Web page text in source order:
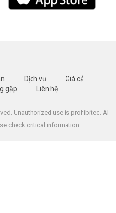
Dịch vụ
Giá cả
gặp
Liên hệ
Unauthorized use is prohibited. AI
check critical information.